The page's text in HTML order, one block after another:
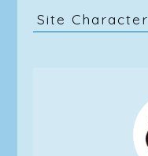
Site Character